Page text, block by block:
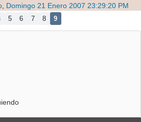
Domingo 21 Enero 2007 23:29:20 PM
5 6 7 8 9